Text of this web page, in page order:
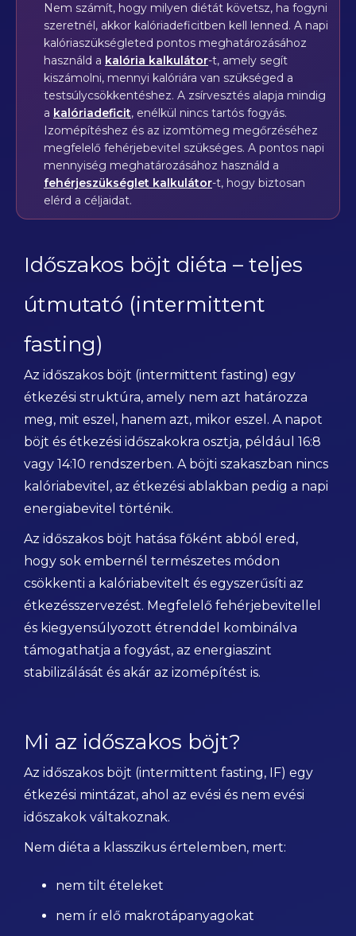
Nem számít, hogy milyen diétát követsz, ha fogyni
szeretnél, akkor kalóriadeficitben kell lenned. A napi
kalóriaszükségleted pontos meghatározásához
használd a kalória kalkulátor-t, amely segít
kiszámolni, mennyi kalóriára van szükséged a
testsúlycsökkentéshez. A zsírvesztés alapja mindig
a kalóriadeficit, enélkül nincs tartós fogyás.
Izomépítéshez és az izomtömeg megőrzéséhez
megfelelő fehérjebevitel szükséges. A pontos napi
mennyiség meghatározásához használd a
fehérjeszükséglet kalkulátor-t, hogy biztosan
elérd a céljaidat.
Időszakos böjt diéta – teljes
útmutató (intermittent
fasting)
Az időszakos böjt (intermittent fasting) egy
étkezési struktúra, amely nem azt határozza
meg, mit eszel, hanem azt, mikor eszel. A napot
böjt és étkezési időszakokra osztja, például 16:8
vagy 14:10 rendszerben. A böjti szakaszban nincs
kalóriabevitel, az étkezési ablakban pedig a napi
energiabevitel történik.
Az időszakos böjt hatása főként abból ered,
hogy sok embernél természetes módon
csökkenti a kalóriabevitelt és egyszerűsíti az
étkezésszervezést. Megfelelő fehérjebevitellel
és kiegyensúlyozott étrenddel kombinálva
támogathatja a fogyást, az energiaszint
stabilizálását és akár az izomépítést is.
Mi az időszakos böjt?
Az időszakos böjt (intermittent fasting, IF) egy
étkezési mintázat, ahol az evési és nem evési
időszakok váltakoznak.
Nem diéta a klasszikus értelemben, mert:
nem tilt ételeket
nem ír elő makrotápanyagokat